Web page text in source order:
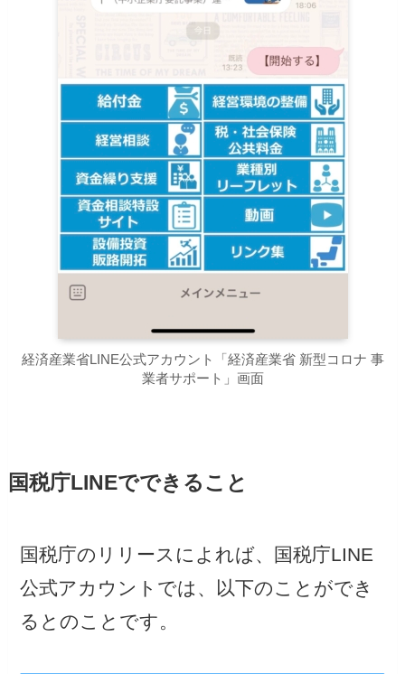
経済産業省LINE公式アカウント「経済産業省 新型コロナ 事
業者サポート」画面
国税庁LINEでできること
国税庁のリリースによれば、国税庁LINE
公式アカウントでは、以下のことができ
るとのことです。